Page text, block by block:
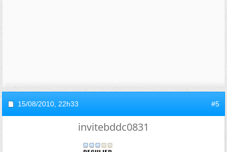
15/08/2010, 22h33 #5
invitebddc0831